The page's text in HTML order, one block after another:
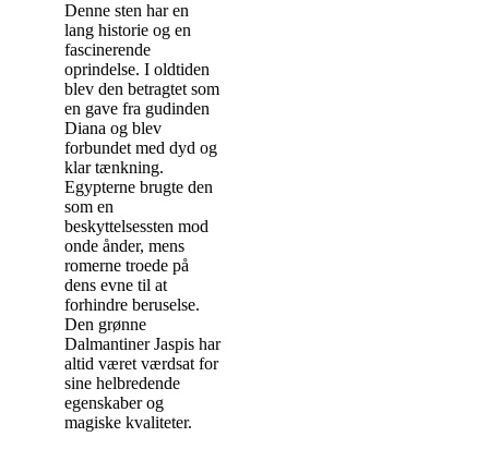
Denne sten har en
lang historie og en
fascinerende
oprindelse. I oldtiden
blev den betragtet som
en gave fra gudinden
Diana og blev
forbundet med dyd og
klar tænkning.
Egypterne brugte den
som en
beskyttelsessten mod
onde ånder, mens
romerne troede på
dens evne til at
forhindre beruselse.
Den grønne
Dalmantiner Jaspis har
altid været værdsat for
sine helbredende
egenskaber og
magiske kvaliteter.